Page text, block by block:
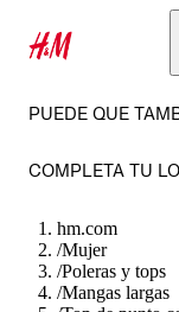
PUEDE QUE
COMPLETA TU
hm.com
/Mujer
/Poleras y tops
/Mangas largas